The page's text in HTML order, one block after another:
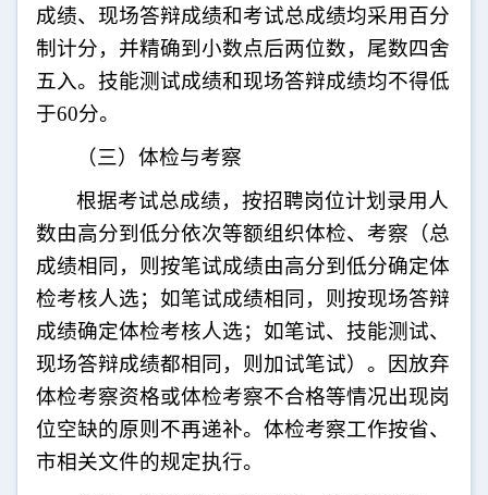
成绩、现场答辩成绩和考试总成绩均采用百分
制计分，并精确到小数点后两位数，尾数四舍
五入。技能测试成绩和现场答辩成绩均不得低
于60分。
（三）体检与考察
根据考试总成绩，按招聘岗位计划录用人
数由高分到低分依次等额组织体检、考察（总
成绩相同，则按笔试成绩由高分到低分确定体
检考核人选；如笔试成绩相同，则按现场答辩
成绩确定体检考核人选；如笔试、技能测试、
现场答辩成绩都相同，则加试笔试）。因放弃
体检考察资格或体检考察不合格等情况出现岗
位空缺的原则不再递补。体检考察工作按省、
市相关文件的规定执行。